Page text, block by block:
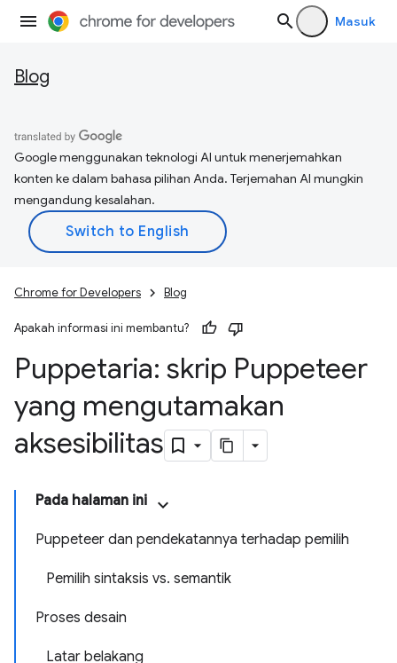
Masuk
Blog
Google menggunakan teknologi AI untuk menerjemahkan
konten ke dalam bahasa pilihan Anda. Terjemahan AI mungkin
mengandung kesalahan.
Chrome for Developers Blog
Apakah informasi ini membantu?
Puppetaria: skrip Puppeteer
yang mengutamakan
aksesibilitas
Pada halaman ini
Puppeteer dan pendekatannya terhadap pemilih
Pemilih sintaksis vs. semantik
Proses desain
Latar belakang